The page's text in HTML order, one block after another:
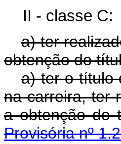
II - classe C:
a) ter
obtenção do
a) ter o título
na carreira, ter
a obtenção
Provisória nº